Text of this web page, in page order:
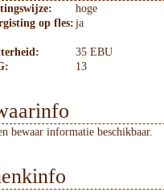
hoge
op fles: ja
35 EBU
13
bewaar informatie beschikbaar.